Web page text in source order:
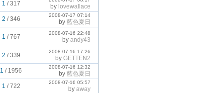
1 /317 by lovewallace
2 /346
2008-07-17 07:14
by 藍色夏日
1 /767
2008-07-16 22:48
by andy43
2 /339
2008-07-16 17:26
by GETTEN2
1 / 1956
2008-07-16 12:32
by 藍色夏日
1 /722
2008-07-16 05:57
by away